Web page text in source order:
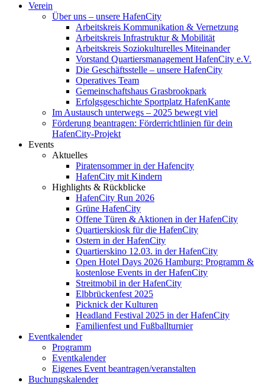
Verein
Über uns – unsere HafenCity
Arbeitskreis Kommunikation & Vernetzung
Arbeitskreis Infrastruktur & Mobilität
Arbeitskreis Soziokulturelles Miteinander
Vorstand Quartiersmanagement HafenCity e.V.
Die Geschäftsstelle – unsere HafenCity
Operatives Team
Gemeinschaftshaus Grasbrookpark
Erfolgsgeschichte Sportplatz HafenKante
Im Austausch unterwegs – 2025 bewegt viel
Förderung beantragen: Förderrichtlinien für dein
HafenCity-Projekt
Events
Aktuelles
Piratensommer in der Hafencity
HafenCity mit Kindern
Highlights & Rückblicke
HafenCity Run 2026
Grüne HafenCity
Offene Türen & Aktionen in der HafenCity
Quartierskiosk für die HafenCity
Ostern in der HafenCity
Quartierskino 12.03. in der HafenCity
Open Hotel Days 2026 Hamburg: Programm &
kostenlose Events in der HafenCity
Streitmobil in der HafenCity
Elbbrückenfest 2025
Picknick der Kulturen
Headland Festival 2025 in der HafenCity
Familienfest und Fußballturnier
Eventkalender
Programm
Eventkalender
Eigenes Event beantragen/veranstalten
Buchungskalender